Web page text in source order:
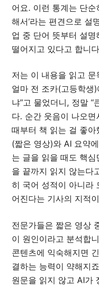
어요. 이런 통계는 단순
해서’라는 편견으로 설
업 중 단어 뜻부터 설
떨어지고 있다고 합니
저는 이 내용을 읽고
얼마 전 조카(고등학생
냐”고 물었더니, 정말 “
다. 순간 웃음이 나오
때부터 책 읽는 걸 좋
(짧은 영상)와 AI 요약
는 글을 읽을 때도 핵
을 끝까지 읽지 않는다
히 국어 성적이 아니라
어진다는 기사의 지적
전문가들은 짧은 영상
이 원인이라고 분석합
콘텐츠에 익숙해지면
결하는 능력이 약해지
원문을 읽지 않고 AI가